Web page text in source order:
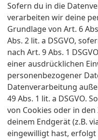
Sofern du in die
verarbeiten wir deine
Grundlage von Art. 6
Abs. 2 lit. a DSGVO,
nach Art. 9 Abs. 1
einer ausdrücklichen
personenbezogener
Datenverarbeitung
49 Abs. 1 lit. a DSGVO.
von Cookies oder in
deinem Endgerät (z.B.
eingewilligt hast,